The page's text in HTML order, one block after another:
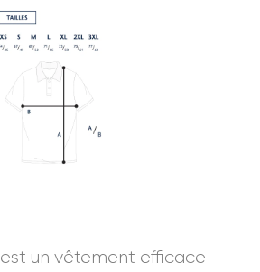
est un vêtement efficace